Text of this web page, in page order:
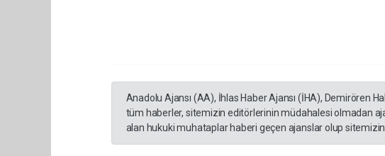
Anadolu Ajansı (AA), İhlas Haber Ajansı (İHA), Demirören
tüm haberler, sitemizin editörlerinin müdahalesi olmadan
alan hukuki muhataplar haberi geçen ajanslar olup